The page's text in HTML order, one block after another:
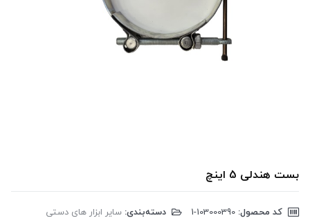
بست هندلی 5 اینچ
کد محصول: دسته‌بندی: سایر ابزار های دستی